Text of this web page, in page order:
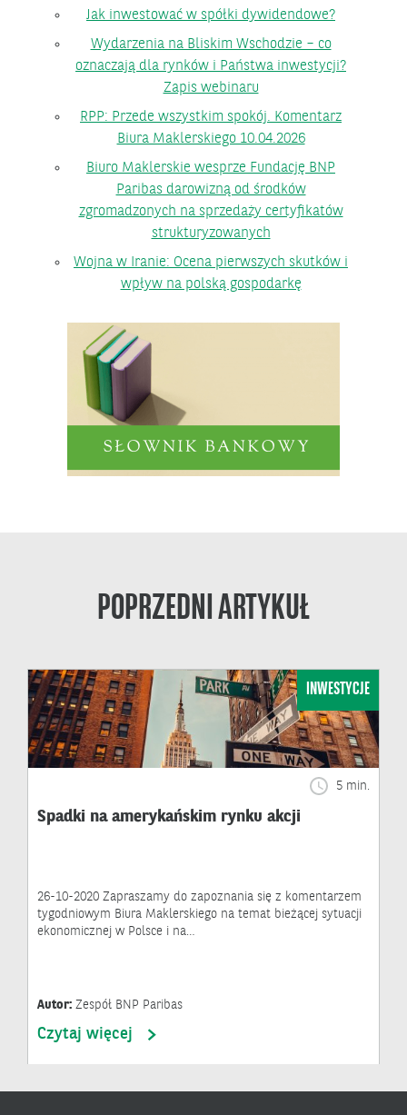
Jak inwestować w spółki dywidendowe?
Wydarzenia na Bliskim Wschodzie – co
oznaczają dla rynków i Państwa inwestycji?
Zapis webinaru
RPP: Przede wszystkim spokój. Komentarz
Biura Maklerskiego 10.04.2026
Biuro Maklerskie wesprze Fundację BNP
Paribas darowizną od środków
zgromadzonych na sprzedaży certyfikatów
strukturyzowanych
Wojna w Iranie: Ocena pierwszych skutków i
wpływ na polską gospodarkę
POPRZEDNI ARTYKUŁ
INWESTYCJE
5 min.
Spadki na amerykańskim rynku akcji
26-10-2020 Zapraszamy do zapoznania się z komentarzem
tygodniowym Biura Maklerskiego na temat bieżącej sytuacji
ekonomicznej w Polsce i na…
Autor: Zespół BNP Paribas
Czytaj więcej